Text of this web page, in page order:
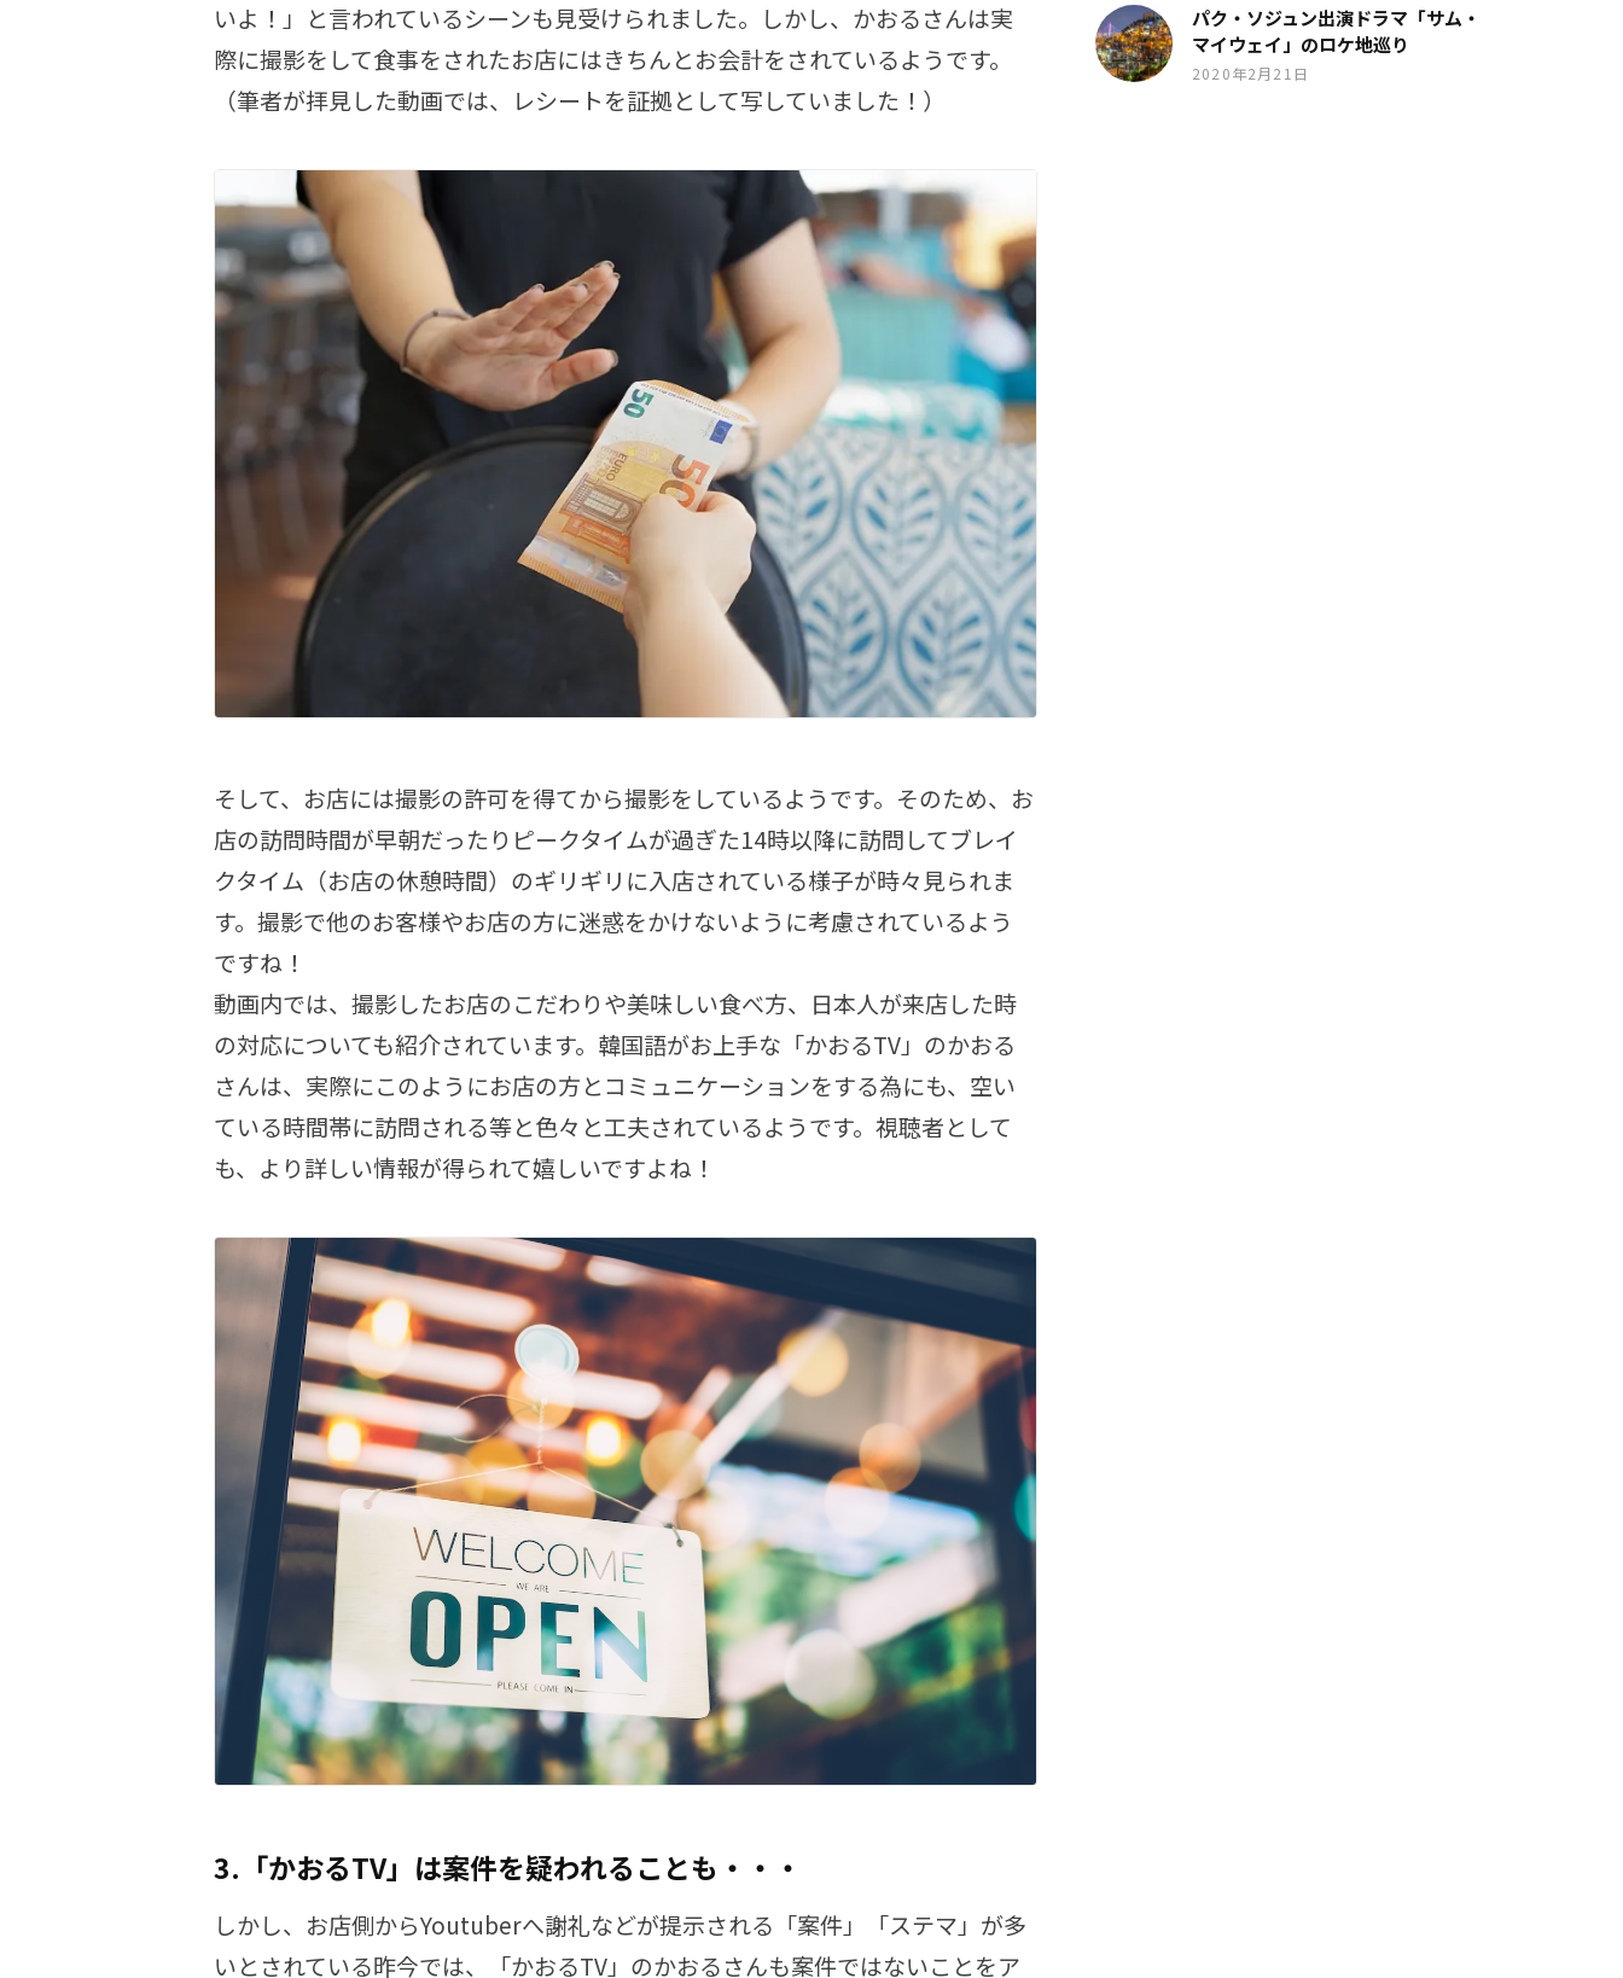
いよ！」と言われているシーンも見受けられました。しかし、かおるさんは実
際に撮影をして食事をされたお店にはきちんとお会計をされているようです。
（筆者が拝見した動画では、レシートを証拠として写していました！）
そして、お店には撮影の許可を得てから撮影をしているようです。そのため、お
店の訪問時間が早朝だったりピークタイムが過ぎた14時以降に訪問してブレイ
クタイム（お店の休憩時間）のギリギリに入店されている様子が時々見られま
す。撮影で他のお客様やお店の方に迷惑をかけないように考慮されているよう
ですね！
動画内では、撮影したお店のこだわりや美味しい食べ方、日本人が来店した時
の対応についても紹介されています。韓国語がお上手な「かおるTV」のかおる
さんは、実際にこのようにお店の方とコミュニケーションをする為にも、空い
ている時間帯に訪問される等と色々と工夫されているようです。視聴者として
も、より詳しい情報が得られて嬉しいですよね！
3.「かおるTV」は案件を疑われることも・・・
しかし、お店側からYoutuberへ謝礼などが提示される「案件」「ステマ」が多
いとされている昨今では、「かおるTV」のかおるさんも案件ではないことをア
パク・ソジュン出演ドラマ「サム・
マイウェイ」のロケ地巡り
2020年2月21日